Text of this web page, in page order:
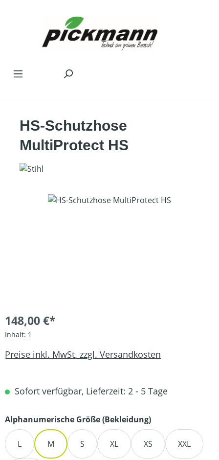
HS-Schutzhose
MultiProtect HS
Bildergalerie überspringen
148,00 €*
Inhalt: 1
Preise inkl. MwSt. zzgl. Versandkosten
Sofort verfügbar, Lieferzeit: 2 - 5 Tage
Alphanumerische Größe (Bekleidung)auswählen
L M S XL XS XXL